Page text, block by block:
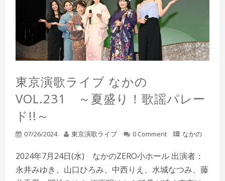
東京演歌ライブ なかの
VOL.231 ～夏盛り！歌謡パレー
ド!!～
07/26/2024 東京演歌ライブ 0 Comment なかの
2024年7月24日(水) なかのZERO小ホール 出演者：
永井みゆき、山口ひろみ、中西りえ、水城なつみ、藤